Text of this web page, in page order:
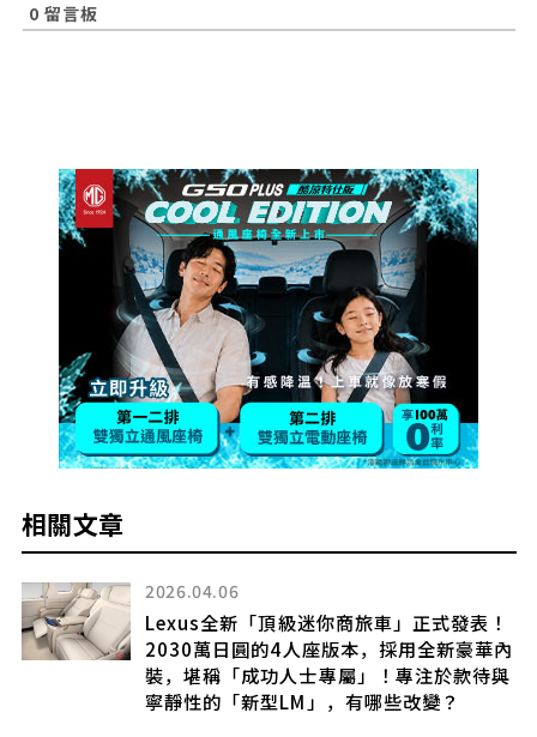
0 留言板
相關文章
」正式發表！
用全新豪華內
嫡系血脈
Lexus LBX Morizo RR
2026.05.22